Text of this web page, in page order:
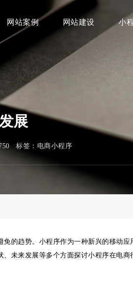
网站案例 网站建设 小
展
标签： 电商小程序
的趋势。小程序作为一种新兴的移动
未来发展等多个方面探讨小程序在电商